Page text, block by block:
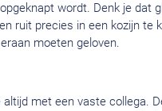
wordt. Denk je dat
ruit precies in een kozijn te
moeten geloven.
met een vaste collega.